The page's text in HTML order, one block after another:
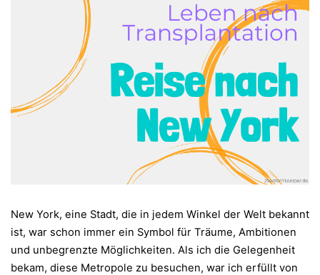
New York, eine Stadt, die in jedem Winkel der Welt bekannt
ist, war schon immer ein Symbol für Träume, Ambitionen
und unbegrenzte Möglichkeiten. Als ich die Gelegenheit
bekam, diese Metropole zu besuchen, war ich erfüllt von